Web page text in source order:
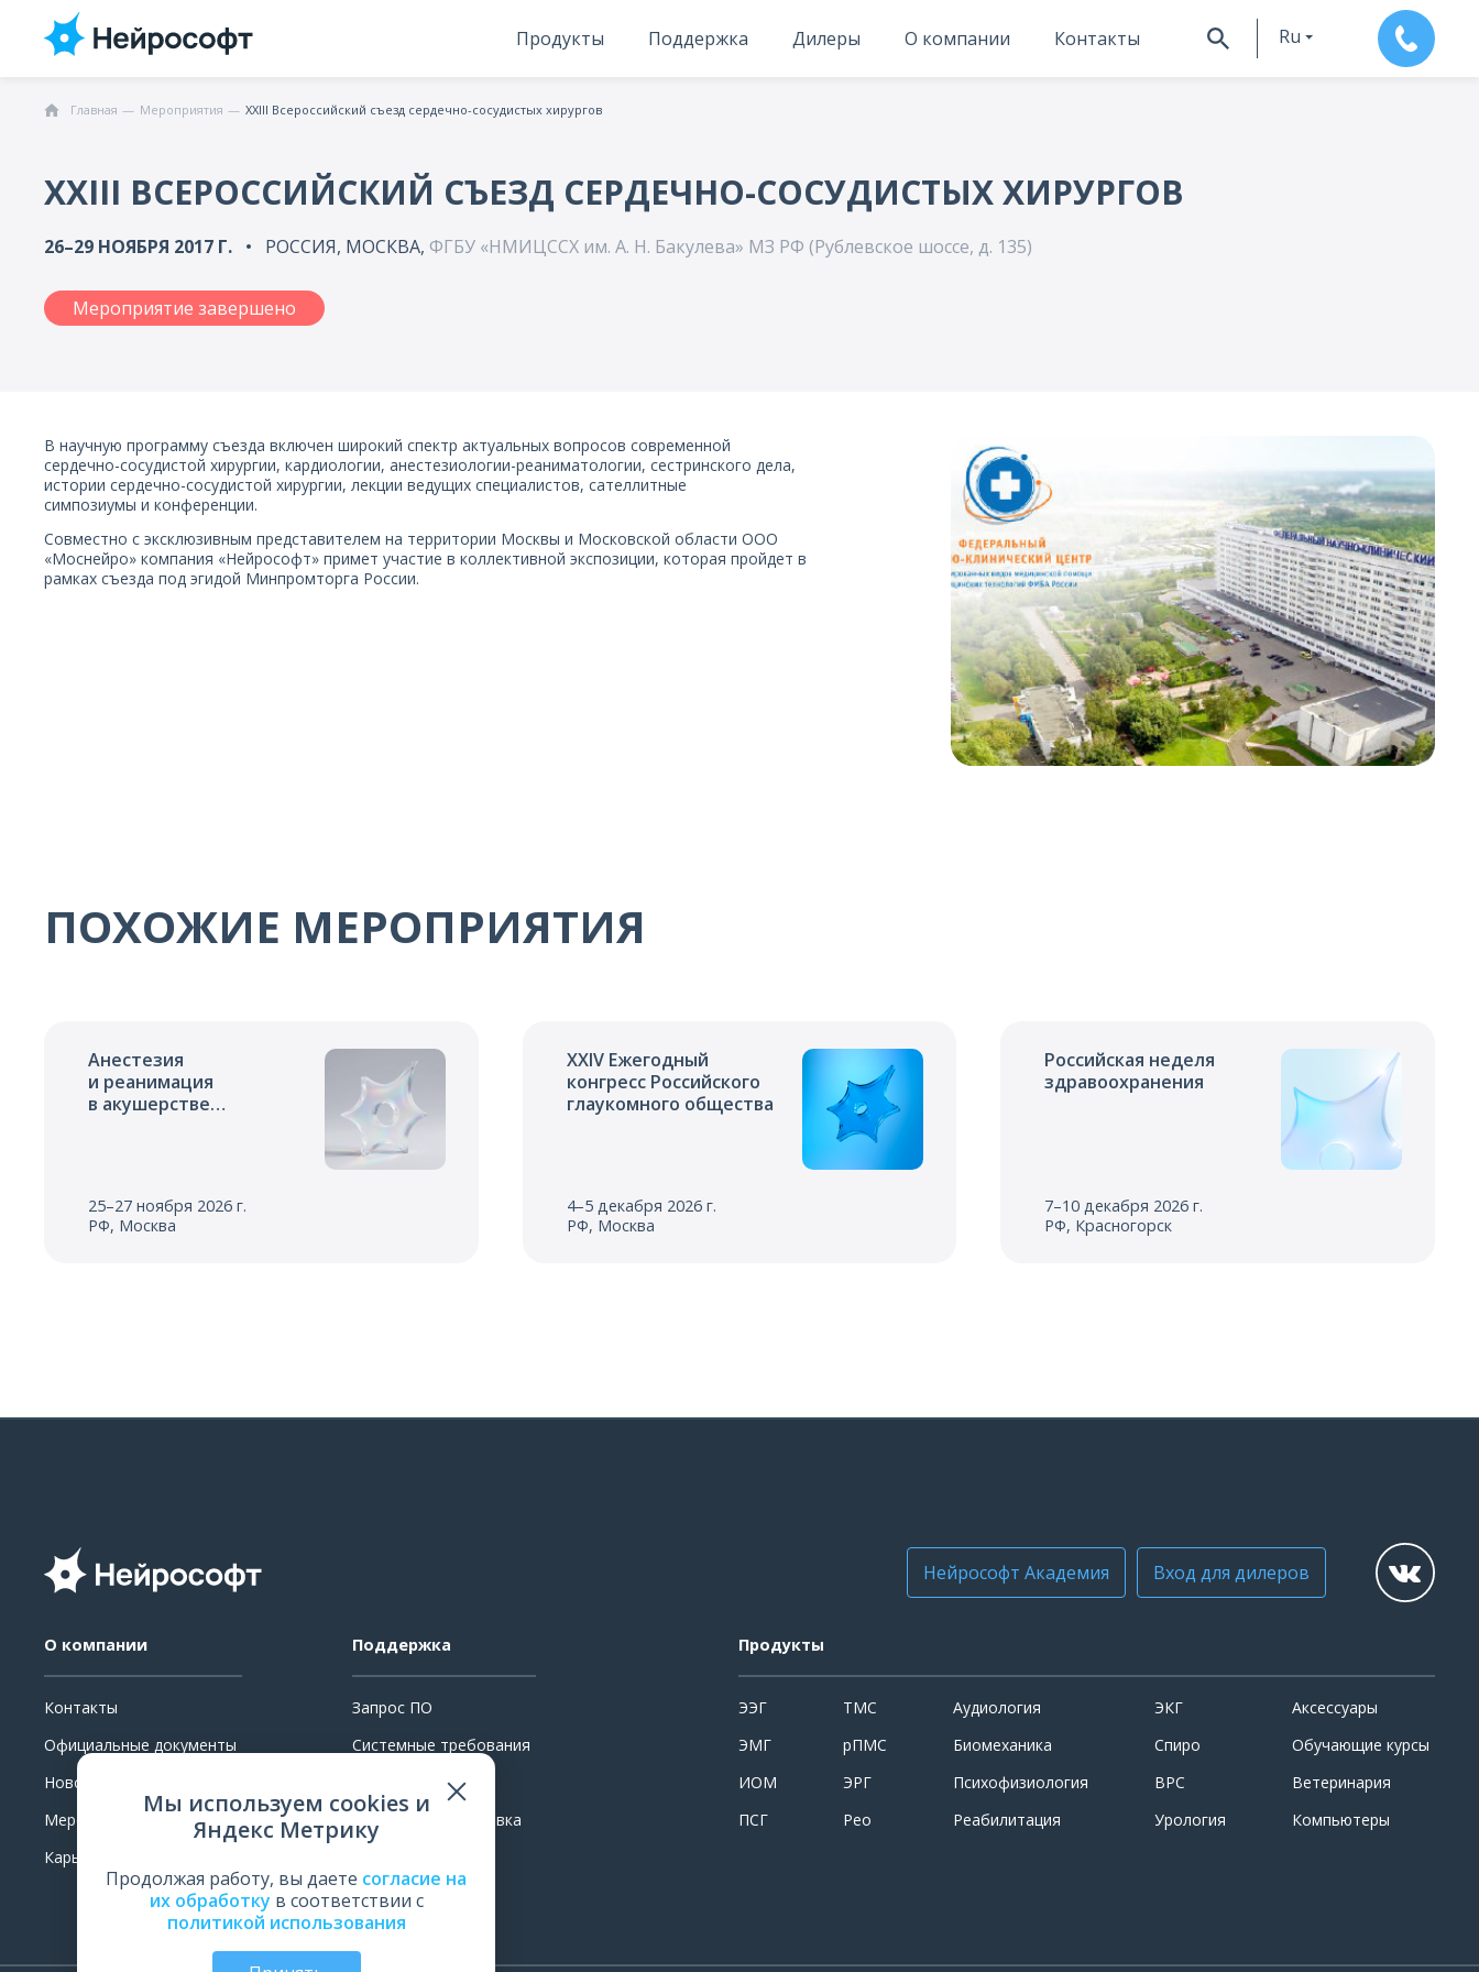
Продукты Поддержка Дилеры О компании Контакты Ru
Главная Мероприятия XXIII Всероссийский съезд сердечно-сосудистых хирургов
XXIII ВСЕРОССИЙСКИЙ СЪЕЗД СЕРДЕЧНО-СОСУДИСТЫХ ХИРУРГОВ
26–29 НОЯБРЯ 2017 Г. РОССИЯ, МОСКВА, ФГБУ «НМИЦССХ им. А. Н. Бакулева» МЗ РФ (Рублевское шоссе, д. 135)
Мероприятие завершено
В научную программу съезда включен широкий спектр актуальных вопросов современной
сердечно-сосудистой хирургии, кардиологии, анестезиологии-реаниматологии, сестринского дела,
истории сердечно-сосудистой хирургии, лекции ведущих специалистов, сателлитные
симпозиумы и конференции.
Совместно с эксклюзивным представителем на территории Москвы и Московской области ООО
«Моснейро» компания «Нейрософт» примет участие в коллективной экспозиции, которая пройдет в
рамках съезда под эгидой Минпромторга России.
ПОХОЖИЕ МЕРОПРИЯТИЯ
Анестезия
и реанимация
в акушерстве
25–27 ноября 2026 г.
РФ, Москва
XXIV Ежегодный
конгресс Российского
глаукомного общества
4–5 декабря 2026 г.
РФ, Москва
Российская неделя
здравоохранения
7–10 декабря 2026 г.
РФ, Красногорск
Нейрософт Академия Вход для дилеров
О компании
Контакты
Официальные документы
Новости
Мероприятия
Карьера
Поддержка
Запрос ПО
Системные требования
Поверка и калибровка
Оценить работу
Продукты
ЭЭГ
ЭМГ
ИОМ
ПСГ
ТМС
рПМС
ЭРГ
Рео
Аудиология
Биомеханика
Психофизиология
Реабилитация
ЭКГ
Спиро
ВРС
Урология
Аксессуары
Обучающие курсы
Ветеринария
Компьютеры
Мы используем cookies и
Яндекс Метрику
Продолжая работу, вы даете согласие на
их обработку в соответствии с
политикой использования